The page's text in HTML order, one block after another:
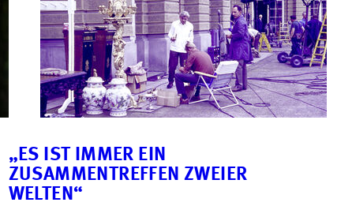
„ES IST IMMER EIN
ZUSAMMENTREFFEN ZWEIER
WELTEN“